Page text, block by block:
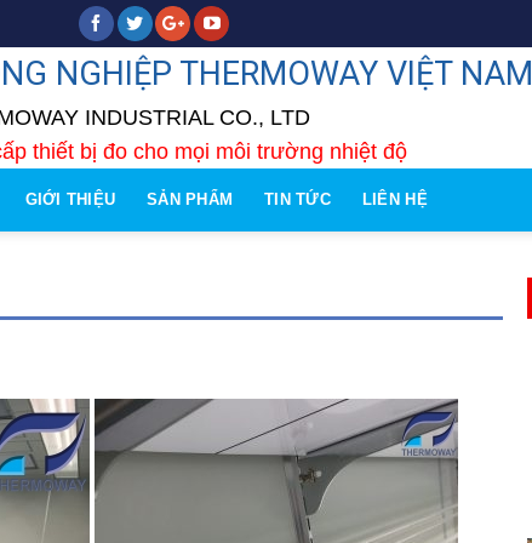
NGHIỆP THERMOWAY VIỆT NAM
INDUSTRIAL CO., LTD
thiết bị đo cho mọi môi trường nhiệt độ
GIỚI THIỆU SẢN PHẨM TIN TỨC LIÊN HỆ